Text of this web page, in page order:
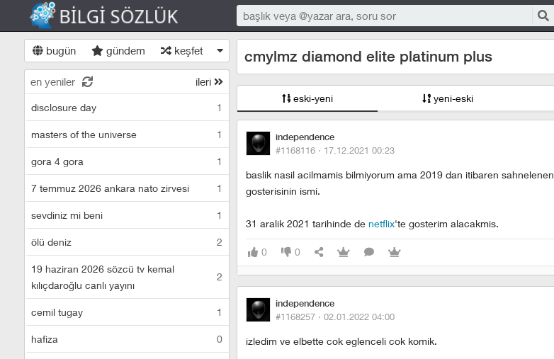
bugün gündem keşfet
en yeniler ileri
disclosure day 1
masters of the universe 1
gora 4 gora 1
7 temmuz 2026 ankara nato zirvesi 1
sevdiniz mi beni 1
ölü deniz 2
19 haziran 2026 sözcü tv kemal
kılıçdaroğlu canlı yayını
2
cemil tugay 1
hafiza 0
cmylmz diamond elite platinum plus
eski-yeni yeni-eski
independence
#1168116 · 17.12.2021 00:23
baslik nasil acilmamis bilmiyorum ama 2019 dan itibaren sahnelenen
gosterisinin ismi.
31 aralik 2021 tarihinde de netflix'te gosterim alacakmis.
0 0
independence
#1168257 · 02.01.2022 04:00
izledim ve elbette cok eglenceli cok komik.